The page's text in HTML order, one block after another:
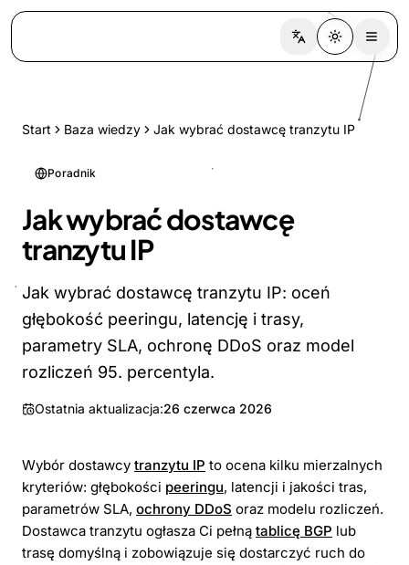
Switch language
Toggle
Start Baza wiedzy Jak wybrać dostawcę tranzytu IP
Poradnik
Jak wybrać dostawcę
tranzytu IP
Jak wybrać dostawcę tranzytu IP: oceń
głębokość peeringu, latencję i trasy,
parametry SLA, ochronę DDoS oraz model
rozliczeń 95. percentyla.
Ostatnia aktualizacja:26 czerwca 2026
Wybór dostawcy tranzytu IP to ocena kilku mierzalnych
kryteriów: głębokości peeringu, latencji i jakości tras,
parametrów SLA, ochrony DDoS oraz modelu rozliczeń.
Dostawca tranzytu ogłasza Ci pełną tablicę BGP lub
trasę domyślną i zobowiązuje się dostarczyć ruch do